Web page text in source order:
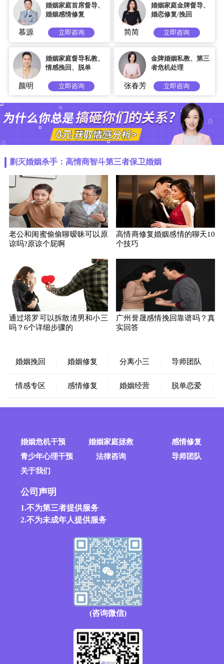
婚姻家庭首席督导、
婚姻感情修复
慕源 立即咨询
婚姻家庭金牌督导、
婚恋修复/挽回
简简 立即咨询
婚姻家庭督导私教、
情感挽回、脱单
颜明 立即咨询
金牌婚姻私教、第三
者危机处理
张春芳 立即咨询
剿灭婚姻杀手：高情商智斗第三者保卫婚姻
老公和闺蜜偷偷聊暧昧可以原
谅吗?原谅个屁啊
高情商修复婚姻感情的聊天10
个技巧
通过塔罗可以拆散渣男和小三
吗？6个详细步骤的
广州誉晟感情挽回靠谱吗？真
实回答
婚姻挽回 婚姻修复 分离小三 导师团队
情感专区 感情修复 婚姻经营 脱单恋爱
婚姻危机干预 婚姻家庭拯救
感情修复
青少年心理干预
法律咨询
导师团队
关于我们
公司声明
1.不为第三者提供服务
2.不为未成年人提供服务
(咨询微信)